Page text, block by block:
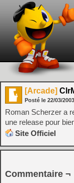
[Arcade]
Posté le 22/03/2003
Roman Scherzer a
une release pour
Site Officiel
Commentaire ¬